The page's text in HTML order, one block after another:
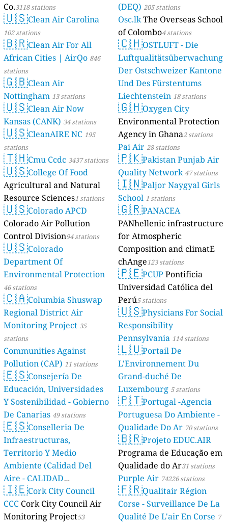
Co.3118 stations
🇺🇸Clean Air Carolina
102 stations
🇧🇷Clean Air For All
African Cities | AirQo 846
stations
🇬🇧Clean Air
Nottingham 13 stations
🇺🇸Clean Air Now
Kansas (CANK) 34 stations
🇺🇸CleanAIRE NC 195
stations
🇹🇭Cmu Ccdc 3437 stations
🇺🇸College Of Food
Agricultural and Natural
Resource Sciences1 stations
🇺🇸Colorado APCD
Colorado Air Pollution
Control Division94 stations
🇺🇸Colorado
Department Of
Environmental Protection
46 stations
🇨🇦Columbia Shuswap
Regional District Air
Monitoring Project 35
stations
Communities Against
Pollution (CAP) 11 stations
🇪🇸Consejería De
Educación, Universidades
Y Sostenibilidad - Gobierno
De Canarias 49 stations
🇪🇸Conselleria De
Infraestructuras,
Territorio Y Medio
Ambiente (Calidad Del
Aire - CALIDAD
AMBIENTAL) 23 stations
🇮🇪Cork City Council
CCC Cork City Council Air
Monitoring Project53
(DEQ) 205 stations
Osc.lkThe Overseas School
of Colombo4 stations
🇨🇭OSTLUFT - Die
Luftqualitätsüberwachung
Der Ostschweizer Kantone
Und Des Fürstentums
Liechtenstein 18 stations
🇬🇭Oxygen City
Environmental Protection
Agency in Ghana2 stations
Pai Air 28 stations
🇵🇰Pakistan Punjab Air
Quality Network 47 stations
🇮🇳Paljor Naygyal Girls
School 1 stations
🇬🇷PANACEA
PANhellenic infrastructure
for Atmospheric
Composition and climatE
chAnge123 stations
🇵🇪PCUP Pontificia
Universidad Católica del
Perú5 stations
🇺🇸Physicians For Social
Responsibility
Pennsylvania 114 stations
🇱🇺Portail De
L'Environnement Du
Grand-duché De
Luxembourg 5 stations
🇵🇹Portugal -Agencia
Portuguesa Do Ambiente -
Qualidade Do Ar 70 stations
🇧🇷Projeto EDUC.AIR
Programa de Educação em
Qualidade do Ar31 stations
Purple Air 74226 stations
🇫🇷Qualitair Région
Corse - Surveillance De La
Qualité De L'air En Corse 7